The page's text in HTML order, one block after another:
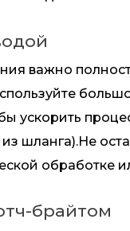
важно
ускорить
шланга).Не
обработке
брайтом